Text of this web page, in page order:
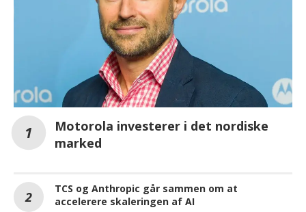
Motorola investerer i det nordiske
marked
TCS og Anthropic går sammen om at
accelerere skaleringen af AI